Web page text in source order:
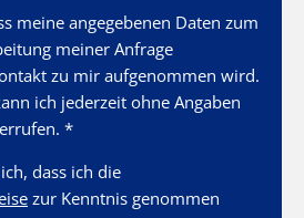
meine angegebenen Daten zum
meiner Anfrage
zu mir aufgenommen wird.
ich jederzeit ohne Angaben
*
dass ich die
zur Kenntnis genommen